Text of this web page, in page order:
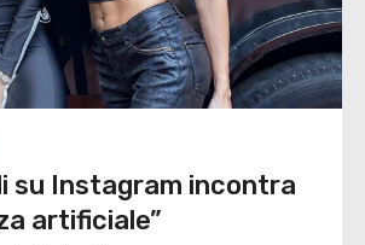
su Instagram incontra
artificiale”